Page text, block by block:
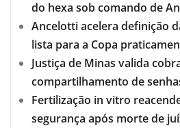
do hexa sob comando de
Ancelotti acelera definição
lista para a Copa
Justiça de Minas valida
compartilhamento de
Fertilização in vitro
segurança após morte de